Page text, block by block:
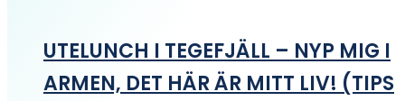
UTELUNCH I TEGEFJÄLL – NYP MIG I
ARMEN, DET HÄR ÄR MITT LIV! (TIPS